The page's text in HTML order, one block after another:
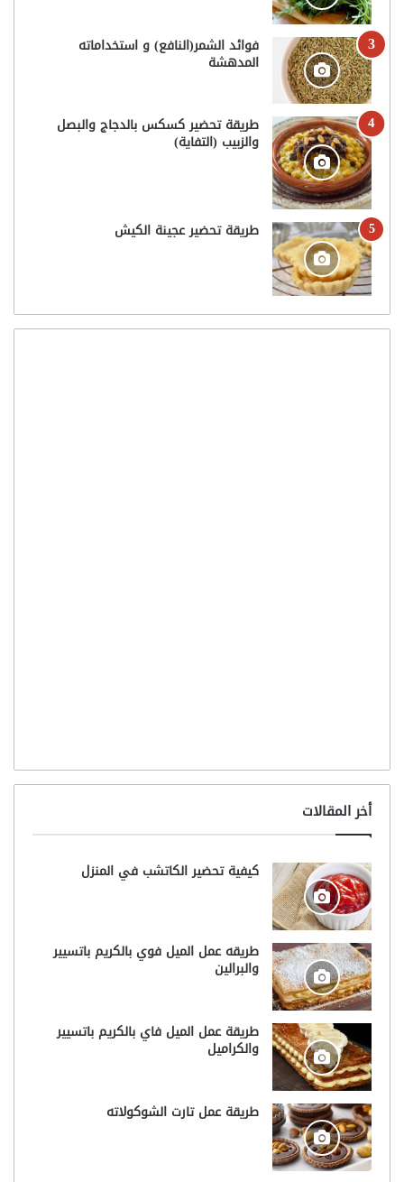
فوائد الشمر(النافع) و استخداماته
المدهشة
طريقة تحضير كسكس بالدجاج والبصل
والزبيب (التفاية)
طريقة تحضير عجينة الكيش
أخر المقالات
كيفية تحضير الكاتشب في المنزل
طريقه عمل الميل فوي بالكريم باتسيير
والبرالين
طريقة عمل الميل فاي بالكريم باتسيير
والكراميل
طريقة عمل تارت الشوكولاته